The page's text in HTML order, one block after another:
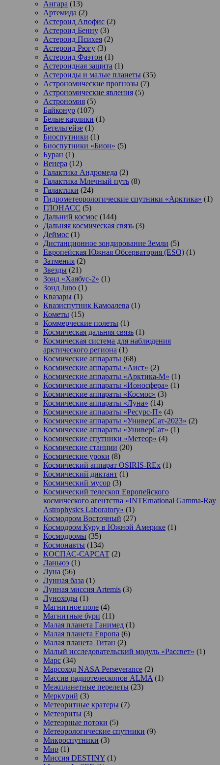
Ангара (13)
Артемида (2)
Астероид Апофис (2)
Астероид Бенну (3)
Астероид Психея (2)
Астероид Рюгу (3)
Астероид Фаэтон (1)
Астероидная защита (1)
Астероиды и малые планеты (35)
Астрономические прогнозы (7)
Астрономические явления (5)
Астрономия (5)
Байконур (107)
Белые карлики (1)
Бетельгейзе (1)
Биоспутники (1)
Биоспутники «Бион» (5)
Буран (1)
Венера (12)
Галактика Андромеда (2)
Галактика Млечный путь (8)
Галактики (24)
Гидрометеорологические спутники «Арктика» (1)
ГЛОНАСС (5)
Дальний космос (144)
Дальняя космическая связь (3)
Деймос (1)
Дистанционное зондирование Земли (5)
Европейская Южная Обсерватория (ESO) (1)
Затмения (2)
Звезды (21)
Зонд «Хаябус-2» (1)
Зонд Juno (1)
Квазары (1)
Квазиспутник Камоалева (1)
Кометы (15)
Коммерческие полеты (1)
Космическая дальняя связь (1)
Космическая система для наблюдения
арктического региона (1)
Космические аппараты (68)
Космические аппараты «Аист» (2)
Космические аппараты «Арктика-М» (1)
Космические аппараты «Ионосфера» (1)
Космические аппараты «Космос» (3)
Космические аппараты «Луна» (14)
Космические аппараты «Ресурс-П» (4)
Космические аппараты «УниверСат-2023» (2)
Космические аппараты «УниверСат» (1)
Космические спутники «Метеор» (4)
Космические станции (20)
Космические уроки (8)
Космический аппарат OSIRIS-REx (1)
Космический диктант (1)
Космический мусор (3)
Космический телескоп Европейского
космического агентства «INTErnational Gamma-Ray
Astrophysics Laboratory» (1)
Космодром Восточный (27)
Космодром Куру в Южной Америке (1)
Космодромы (35)
Космонавты (134)
КОСПАС-САРСАТ (2)
Ланьюэ (1)
Луна (56)
Лунная база (1)
Лунная миссия Artemis (3)
Луноходы (1)
Магнитное поле (4)
Магнитные бури (11)
Малая планета Ганимед (1)
Малая планета Европа (6)
Малая планета Титан (2)
Малый исследовательский модуль «Рассвет» (1)
Марс (34)
Марсоход NASA Perseverance (2)
Массив радиотелескопов ALMA (1)
Межпланетные перелеты (23)
Меркурий (3)
Метеоритные кратеры (7)
Метеориты (3)
Метеорные потоки (5)
Метеорологические спутники (9)
Микроспутники (3)
Мир (1)
Миссия DESTINY (1)